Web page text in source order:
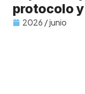
protocolo
2026 / junio